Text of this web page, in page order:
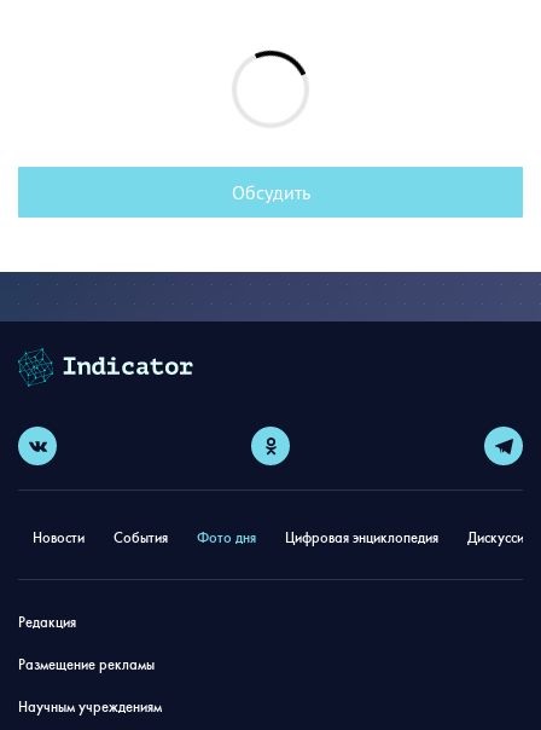
Обсудить
Новости События Фото дня Цифровая энциклопедия
Редакция
Размещение рекламы
Научным учреждениям